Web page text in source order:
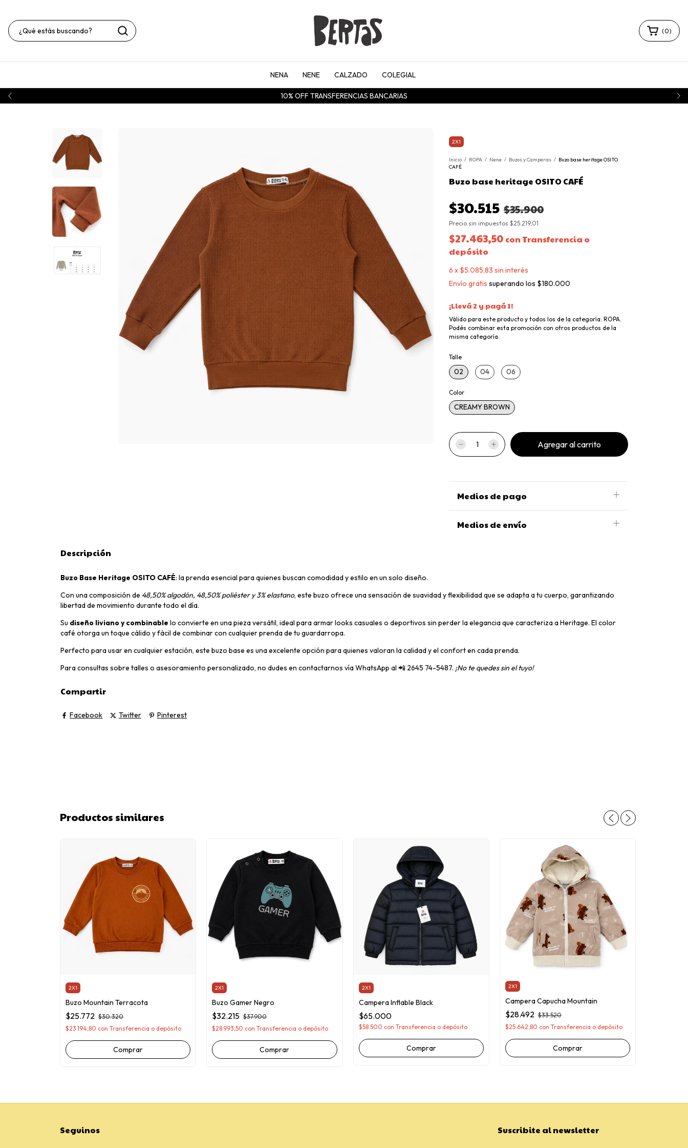
ENVÍOS A TODO EL PAÍS.
(0)
NENA NENE CALZADO COLEGIAL
2X1
Inicio / ROPA / Nene / Buzos y Camperas / Buzo base heritage OSITO
CAFÉ
Buzo base heritage OSITO CAFÉ
$30.515 $35.900
Precio sin impuestos $25.219,01
$27.463,50 con Transferencia o
depósito
6 x $5.085,83 sin interés
Envío gratis superando los $180.000
¡Llevá 2 y pagá 1!
Válido para este producto y todos los de la categoría: ROPA.
Podés combinar esta promoción con otros productos de la
misma categoría.
Talle
02 04 06
Color
CREAMY BROWN
Medios de pago
Medios de envío
Descripción
Buzo Base Heritage OSITO CAFÉ: la prenda esencial para quienes buscan comodidad y estilo en un solo diseño.
Con una composición de 48,50% algodón, 48,50% poliéster y 3% elastano, este buzo ofrece una sensación de suavidad y flexibilidad que se adapta a tu cuerpo, garantizando
libertad de movimiento durante todo el día.
Su diseño liviano y combinable lo convierte en una pieza versátil, ideal para armar looks casuales o deportivos sin perder la elegancia que caracteriza a Heritage. El color
café otorga un toque cálido y fácil de combinar con cualquier prenda de tu guardarropa.
Perfecto para usar en cualquier estación, este buzo base es una excelente opción para quienes valoran la calidad y el confort en cada prenda.
Para consultas sobre talles o asesoramiento personalizado, no dudes en contactarnos vía WhatsApp al 📲 2645 74-5487. ¡No te quedes sin el tuyo!
Compartir
Facebook Twitter Pinterest
Productos similares
2X1
Buzo Mountain Terracota
$25.772 $30.320
$23.194,80 con Transferencia o depósito
Comprar
2X1
Buzo Gamer Negro
$32.215 $37.900
$28.993,50 con Transferencia o depósito
Comprar
2X1
Campera Inflable Black
$65.000
$58.500 con Transferencia o depósito
Comprar
2X1
Campera Capucha Mountain
$28.492 $33.520
$25.642,80 con Transferencia o depósito
Comprar
Seguinos Suscribite al newsletter